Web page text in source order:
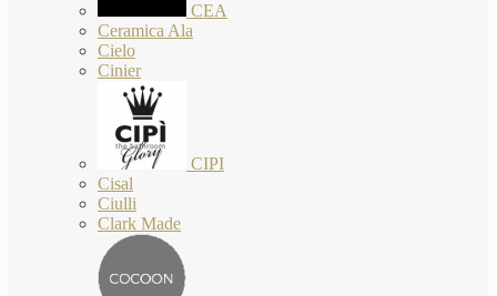
CEA
Ceramica Ala
Cielo
Cinier
CIPI
Cisal
Ciulli
Clark Made